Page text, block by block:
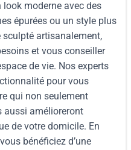
look moderne avec des
épurées ou un style plus
artisanalement,
et vous conseiller
de vie. Nos experts
pour vous
qui non seulement
aussi amélioreront
de votre domicile. En
bénéficiez d’une